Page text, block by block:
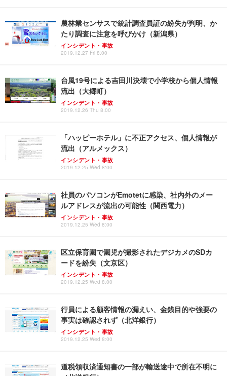
農林業センサスで統計調査員証の紛失が判明、か
たり調査に注意を呼びかけ（新潟県）
インシデント・事故
2019.12.27 Fri 8:00
台風19号による吉田川決壊で小学校から個人情報
流出（大郷町）
インシデント・事故
2019.12.26 Thu 8:00
「ハッピーホテル」に不正アクセス、個人情報が
流出（アルメックス）
インシデント・事故
2019.12.25 Wed 8:00
社員のパソコンがEmotetに感染、社内外のメー
ルアドレスが流出の可能性（関西電力）
インシデント・事故
2019.12.25 Wed 8:00
区立保育園で園児が撮影されたデジカメのSDカ
ードを紛失（文京区）
インシデント・事故
2019.12.25 Wed 8:00
行員による顧客情報の漏えい、金銭目的や強要の
事実は確認されず（北洋銀行）
インシデント・事故
2019.12.25 Wed 8:00
道税領収済通知書の一部が輸送途中で所在不明に